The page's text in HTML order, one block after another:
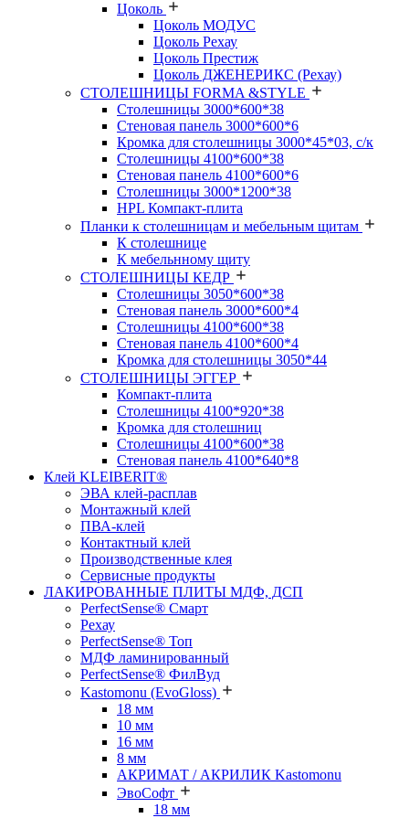
Цоколь
Цоколь МОДУС
Цоколь Рехау
Цоколь Престиж
Цоколь ДЖЕНЕРИКС (Рехау)
СТОЛЕШНИЦЫ FORMA &STYLE
Столешницы 3000*600*38
Стеновая панель 3000*600*6
Кромка для столешницы 3000*45*03, с/к
Столешницы 4100*600*38
Стеновая панель 4100*600*6
Столешницы 3000*1200*38
HPL Компакт-плита
Планки к столешницам и мебельным щитам
К столешнице
К мебельнному щиту
СТОЛЕШНИЦЫ КЕДР
Столешницы 3050*600*38
Стеновая панель 3000*600*4
Столешницы 4100*600*38
Стеновая панель 4100*600*4
Кромка для столешницы 3050*44
СТОЛЕШНИЦЫ ЭГГЕР
Компакт-плита
Столешницы 4100*920*38
Кромка для столешниц
Столешницы 4100*600*38
Стеновая панель 4100*640*8
Клей KLEIBERIT®
ЭВА клей-расплав
Монтажный клей
ПВА-клей
Контактный клей
Производственные клея
Сервисные продукты
ЛАКИРОВАННЫЕ ПЛИТЫ МДФ, ДСП
PerfectSense® Смарт
Рехау
PerfectSense® Топ
МДФ ламинированный
PerfectSense® ФилВуд
Kastomonu (EvoGloss)
18 мм
10 мм
16 мм
8 мм
АКРИМАТ / АКРИЛИК Kastomonu
ЭвоСофт
18 мм